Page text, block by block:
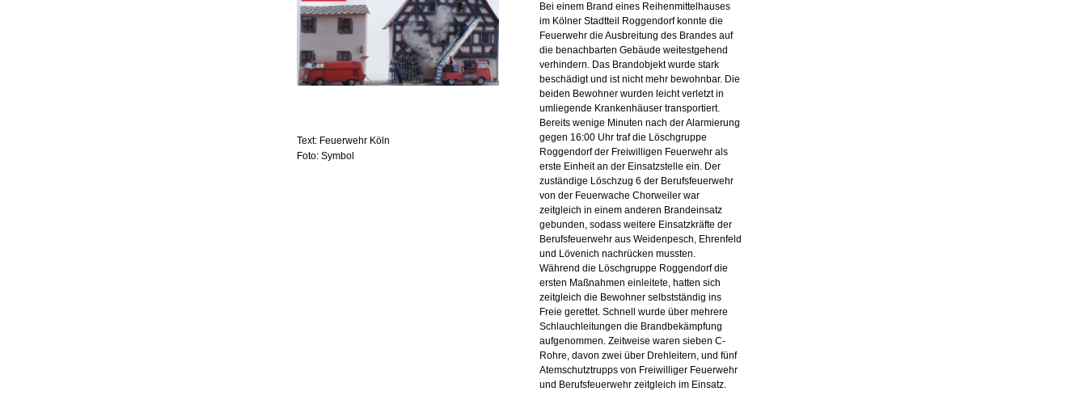
Text: Feuerwehr Köln
Foto: Symbol
Bei einem Brand eines Reihenmittelhauses
im Kölner Stadtteil Roggendorf konnte die
Feuerwehr die Ausbreitung des Brandes auf
die benachbarten Gebäude weitestgehend
verhindern. Das Brandobjekt wurde stark
beschädigt und ist nicht mehr bewohnbar. Die
beiden Bewohner wurden leicht verletzt in
umliegende Krankenhäuser transportiert.
Bereits wenige Minuten nach der Alarmierung
gegen 16:00 Uhr traf die Löschgruppe
Roggendorf der Freiwilligen Feuerwehr als
erste Einheit an der Einsatzstelle ein. Der
zuständige Löschzug 6 der Berufsfeuerwehr
von der Feuerwache Chorweiler war
zeitgleich in einem anderen Brandeinsatz
gebunden, sodass weitere Einsatzkräfte der
Berufsfeuerwehr aus Weidenpesch, Ehrenfeld
und Lövenich nachrücken mussten.
Während die Löschgruppe Roggendorf die
ersten Maßnahmen einleitete, hatten sich
zeitgleich die Bewohner selbstständig ins
Freie gerettet. Schnell wurde über mehrere
Schlauchleitungen die Brandbekämpfung
aufgenommen. Zeitweise waren sieben C-
Rohre, davon zwei über Drehleitern, und fünf
Atemschutztrupps von Freiwilliger Feuerwehr
und Berufsfeuerwehr zeitgleich im Einsatz.